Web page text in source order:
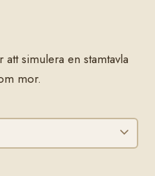
simulera en stamtavla
mor.